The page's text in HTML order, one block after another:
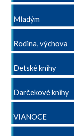
Mladým
Rodina, výchova
Detské knihy
Darčekové knihy
VIANOCE